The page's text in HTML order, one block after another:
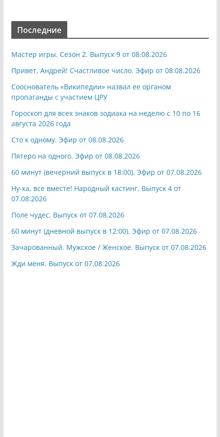
Последние
Мастер игры. Сезон 2. Выпуск 9 от 08.08.2026
Привет, Андрей! Счастливое число. Эфир от 08.08.2026
Сооснователь «Википедии» назвал ее органом
пропаганды с участием ЦРУ
Гороскоп для всех знаков зодиака на неделю с 10 по 16
августа 2026 года
Сто к одному. Эфир от 08.08.2026
Пятеро на одного. Эфир от 08.08.2026
60 минут (вечерний выпуск в 18:00). Эфир от 07.08.2026
Ну-ка, все вместе! Народный кастинг. Выпуск 4 от
07.08.2026
Поле чудес. Выпуск от 07.08.2026
60 минут (дневной выпуск в 12:00). Эфир от 07.08.2026
Зачарованный. Мужское / Женское. Выпуск от 07.08.2026
Жди меня. Выпуск от 07.08.2026